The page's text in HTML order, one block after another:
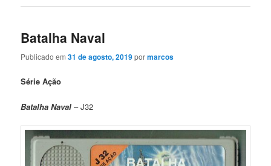
Batalha Naval
Publicado em31 de agosto, 2019pormarcos
Série Ação
Batalha Naval – J32